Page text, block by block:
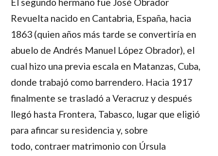
El segundo hermano fue José Obrador
Revuelta nacido en Cantabria, España, hacia
1863 (quien años más tarde se convertiría en
abuelo deAndrés Manuel López Obrador), el
cual hizo una previa escala en Matanzas, Cuba,
donde trabajó como barrendero. Hacia 1917
finalmente se trasladó a Veracruz y después
llegó hasta Frontera, Tabasco, lugar que eligió
para afincar su residencia y, sobre
todo, contraer matrimonio con Úrsula